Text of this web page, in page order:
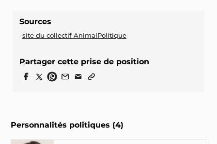
Personnalités politiques (4)
Sources
site du collectif AnimalPolitique
Partager cette prise de position